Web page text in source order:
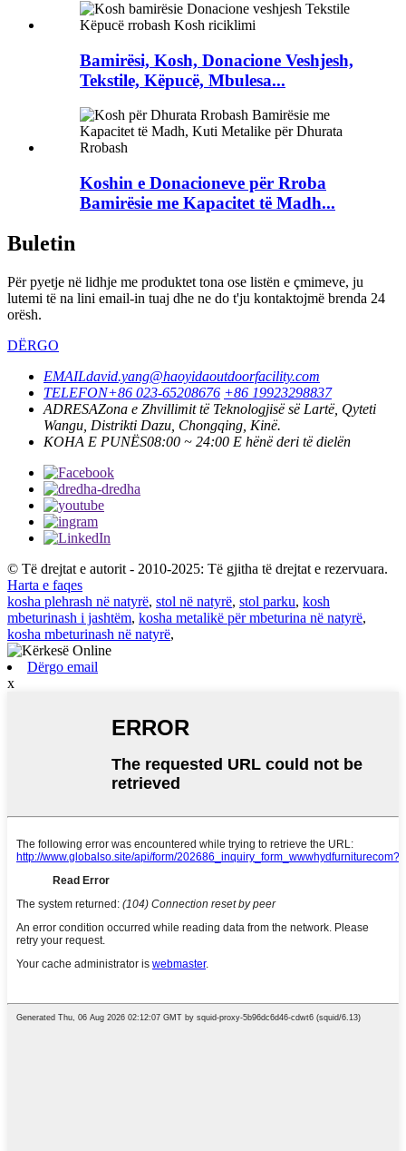
Bamirësi, Kosh, Donacione Veshjesh,
Tekstile, Këpucë, Mbulesa...
Koshin e Donacioneve për Rroba
Bamirësie me Kapacitet të Madh...
Buletin
Për pyetje në lidhje me produktet tona ose listën e çmimeve, ju
lutemi të na lini email-in tuaj dhe ne do t'ju kontaktojmë brenda 24
orësh.
DËRGO
EMAILdavid.yang@haoyidaoutdoorfacility.com
TELEFON+86 023-65208676 +86 19923298837
ADRESAZona e Zhvillimit të Teknologjisë së Lartë, Qyteti
Wangu, Distrikti Dazu, Chongqing, Kinë.
KOHA E PUNËS08:00 ~ 24:00 E hënë deri të dielën
© Të drejtat e autorit - 2010-2025: Të gjitha të drejtat e rezervuara.
Harta e faqes
kosha plehrash në natyrë, stol në natyrë, stol parku, kosh
mbeturinash i jashtëm, kosha metalikë për mbeturina në natyrë,
kosha mbeturinash në natyrë,
Dërgo email
x